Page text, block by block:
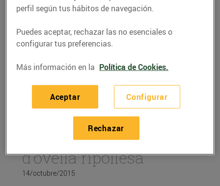
Créme brulée de llet
d’ovella ripollesa
14/octubre/2015
perfil según tus hábitos de navegación.
Puedes aceptar, rechazar las no esenciales o
configurar tus preferencias.
Más información en la Política de Cookies.
Configurar
Rechazar
Aceptar